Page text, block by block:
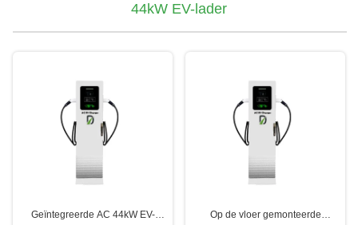
44kW EV-lader
Geïntegreerde AC 44kW EV-
Op de vloer gemonteerde